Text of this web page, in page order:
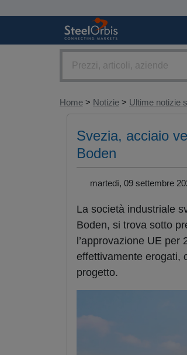
Home > Notizie > Ultime notizie
Svezia, acciaio
Boden
martedì, 09 settembre
La società industriale
Boden, si trova sotto
l’approvazione UE
effettivamente erogati,
progetto.